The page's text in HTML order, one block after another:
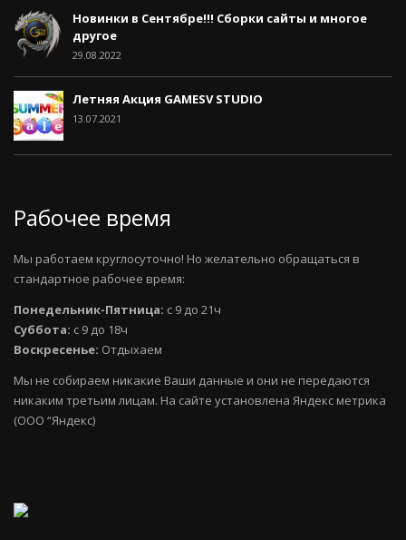
Новинки в Сентябре!!! Сборки сайты и многое
другое
29.08.2022
Летняя Акция GAMESV STUDIO
13.07.2021
Рабочее время
Мы работаем круглосуточно! Но желательно обращаться в
стандартное рабочее время:
Понедельник-Пятница: с 9 до 21ч
Суббота: с 9 до 18ч
Воскресенье: Отдыхаем
Мы не собираем никакие Ваши данные и они не передаются
никаким третьим лицам. На сайте установлена Яндекс метрика
(ООО “Яндекс)